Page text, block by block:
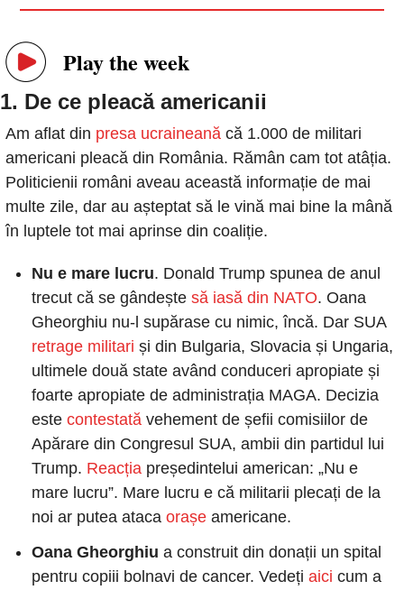
Play the week
1. De ce pleacă americanii
Am aflat din presa ucraineană că 1.000 de militari
americani pleacă din România. Rămân cam tot atâția.
Politicienii români aveau această informație de mai
multe zile, dar au așteptat să le vină mai bine la mână
în luptele tot mai aprinse din coaliție.
Nu e mare lucru. Donald Trump spunea de anul
trecut că se gândește să iasă din NATO. Oana
Gheorghiu nu-l supărase cu nimic, încă. Dar SUA
retrage militari și din Bulgaria, Slovacia și Ungaria,
ultimele două state având conduceri apropiate și
foarte apropiate de administrația MAGA. Decizia
este contestată vehement de șefii comisiilor de
Apărare din Congresul SUA, ambii din partidul lui
Trump. Reacția președintelui american: „Nu e
mare lucru”. Mare lucru e că militarii plecați de la
noi ar putea ataca orașe americane.
Oana Gheorghiu a construit din donații un spital
pentru copiii bolnavi de cancer. Vedeți aici cum a